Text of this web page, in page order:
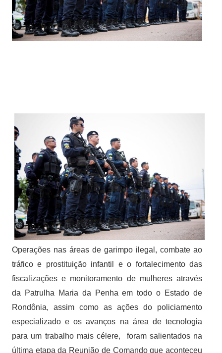
Operações nas áreas de garimpo ilegal, combate ao
tráfico e prostituição infantil e o fortalecimento das
fiscalizações e monitoramento de mulheres através
da Patrulha Maria da Penha em todo o Estado de
Rondônia, assim como as ações do policiamento
especializado e os avanços na área de tecnologia
para um trabalho mais célere, foram salientados na
última etapa da Reunião de Comando que aconteceu